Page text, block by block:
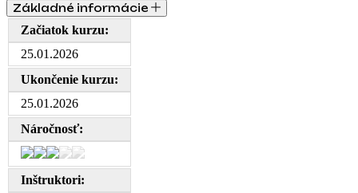
Základné informácie
Začiatok kurzu:
25.01.2026
Ukončenie kurzu:
25.01.2026
Náročnosť:
Inštruktori: